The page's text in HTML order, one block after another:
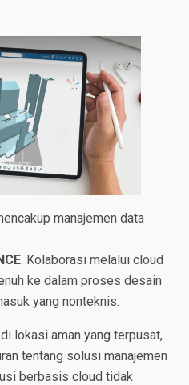
manajemen data
. Kolaborasi melalui cloud
ke dalam proses desain
yang nonteknis.
lokasi aman yang terpusat,
tentang solusi manajemen
berbasis cloud tidak